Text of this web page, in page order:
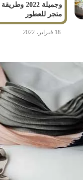
وجميلة 2022
متجر للعطور
18 فبراير، 2022